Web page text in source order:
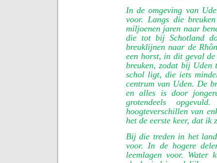
In de omgeving van
voor. Langs die
miljoenen jaren naar
die tot bij Schotland
breuklijnen naar de
een horst, in dit geval
breuken, zodat bij Uden
schol ligt, die iets
centrum van Uden. De
en alles is door
grotendeels
hoogteverschillen van
het de eerste keer, dat ik
Bij die treden in het
voor. In de hogere
leemlagen voor. Water